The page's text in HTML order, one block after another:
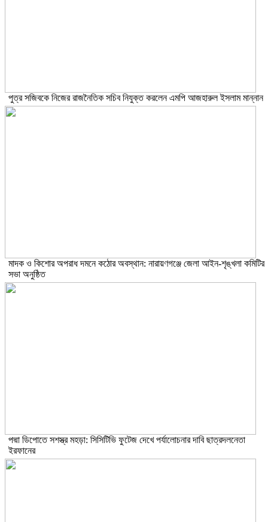
পুত্র সজিবকে নিজের রাজনৈতিক সচিব নিযুক্ত করলেন এমপি আজহারুল ইসলাম মান্নান
মাদক ও কিশোর অপরাধ দমনে কঠোর অবস্থান: নারায়ণগঞ্জে জেলা আইন-শৃঙ্খলা কমিটির
সভা অনুষ্ঠিত
পদ্মা ডিপোতে সশস্ত্র মহড়া: সিসিটিভি ফুটেজ দেখে পর্যালোচনার দাবি ছাত্রদলনেতা
ইরফানের